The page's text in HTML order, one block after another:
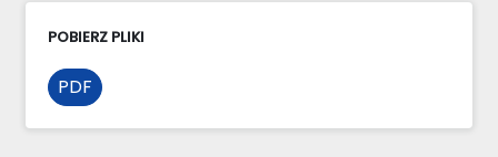
POBIERZ PLIKI
PDF